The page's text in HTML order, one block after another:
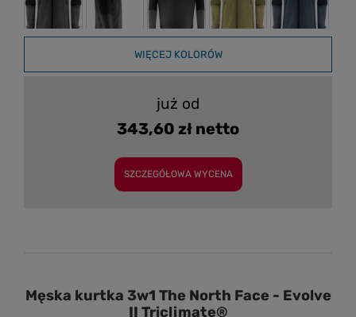
WIĘCEJ KOLORÓW
już od
343,60 zł netto
SZCZEGÓŁOWA WYCENA
Męska kurtka 3w1 The North Face - Evolve
II Triclimate®